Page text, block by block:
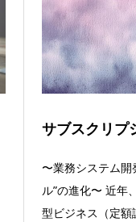
サブスクリプ
〜業務システム
ル”の進化〜 近年
型ビジネス（定